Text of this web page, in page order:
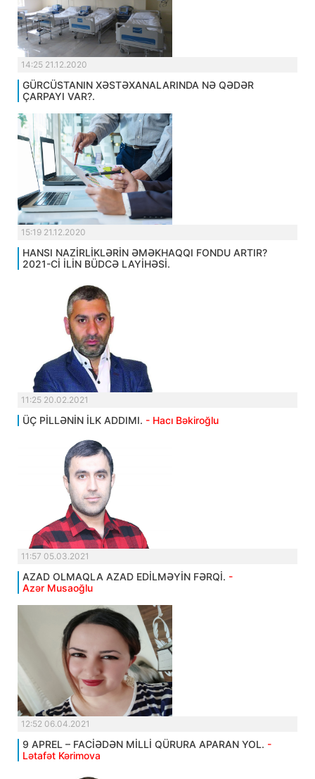
14:25 21.12.2020
GÜRCÜSTANIN XƏSTƏXANALARINDA NƏ QƏDƏR
ÇARPAYI VAR?.
15:19 21.12.2020
HANSI NAZİRLİKLƏRİN ƏMƏKHAQQI FONDU ARTIR?
2021-Cİ İLİN BÜDCƏ LAYİHƏSİ.
11:25 20.02.2021
ÜÇ PİLLƏNİN İLK ADDIMI. - Hacı Bəkiroğlu
11:57 05.03.2021
AZAD OLMAQLA AZAD EDİLMƏYİN FƏRQİ. -
Azər Musaoğlu
12:52 06.04.2021
9 APREL – FACİƏDƏN MİLLİ QÜRURA APARAN YOL. -
Lətafət Kərimova